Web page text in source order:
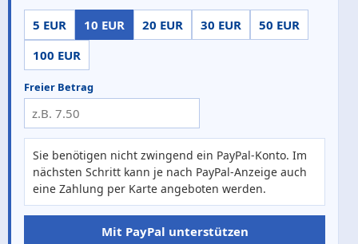
5 EUR 10 EUR 20 EUR 30 EUR
50 EUR
100 EUR
Freier Betrag
Sie benötigen nicht zwingend ein PayPal-Konto. Im
nächsten Schritt kann je nach PayPal-Anzeige auch
eine Zahlung per Karte angeboten werden.
Mit PayPal unterstützen